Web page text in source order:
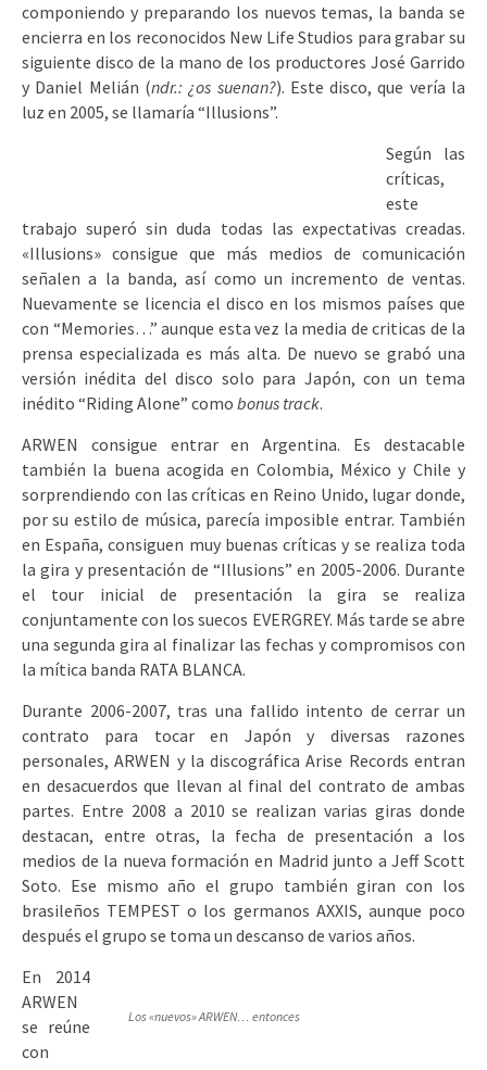
componiendo y preparando los nuevos temas, la banda se
encierra en los reconocidos New Life Studios para grabar su
siguiente disco de la mano de los productores José Garrido
y Daniel Melián (ndr.: ¿os suenan?). Este disco, que vería la
luz en 2005, se llamaría “Illusions”.
Según las
críticas,
este
trabajo superó sin duda todas las expectativas creadas.
«Illusions» consigue que más medios de comunicación
señalen a la banda, así como un incremento de ventas.
Nuevamente se licencia el disco en los mismos países que
con “Memories…” aunque esta vez la media de criticas de la
prensa especializada es más alta. De nuevo se grabó una
versión inédita del disco solo para Japón, con un tema
inédito “Riding Alone” como bonus track.
ARWEN consigue entrar en Argentina. Es destacable
también la buena acogida en Colombia, México y Chile y
sorprendiendo con las críticas en Reino Unido, lugar donde,
por su estilo de música, parecía imposible entrar. También
en España, consiguen muy buenas críticas y se realiza toda
la gira y presentación de “Illusions” en 2005-2006. Durante
el tour inicial de presentación la gira se realiza
conjuntamente con los suecos EVERGREY. Más tarde se abre
una segunda gira al finalizar las fechas y compromisos con
la mítica banda RATA BLANCA.
Durante 2006-2007, tras una fallido intento de cerrar un
contrato para tocar en Japón y diversas razones
personales, ARWEN y la discográfica Arise Records entran
en desacuerdos que llevan al final del contrato de ambas
partes. Entre 2008 a 2010 se realizan varias giras donde
destacan, entre otras, la fecha de presentación a los
medios de la nueva formación en Madrid junto a Jeff Scott
Soto. Ese mismo año el grupo también giran con los
brasileños TEMPEST o los germanos AXXIS, aunque poco
después el grupo se toma un descanso de varios años.
Los «nuevos» ARWEN… entonces
En 2014
ARWEN
se reúne
con